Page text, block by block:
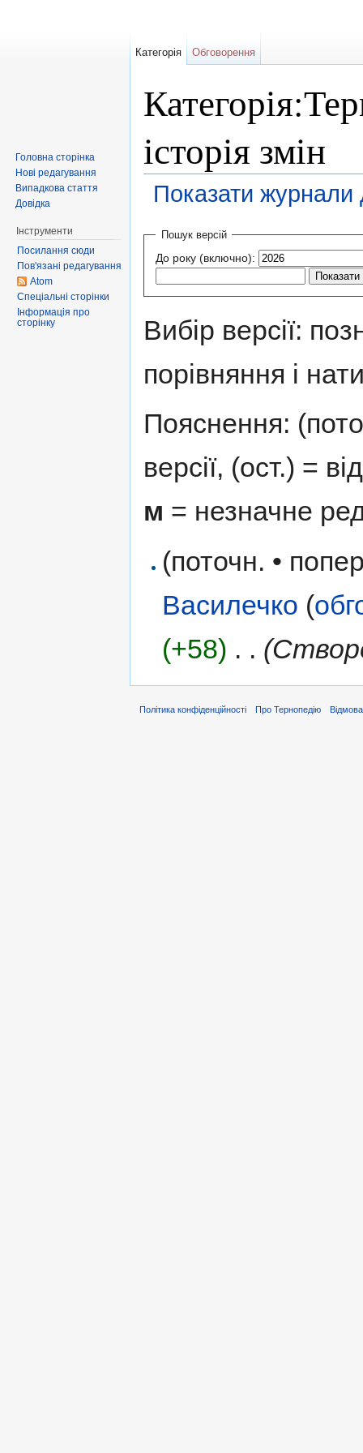
історія змін
Показати журнали
Пошук версій
До року (включно):
Вибір версії:
порівняння і
Пояснення:
версії, (ост.) =
м = незначне
(поточн. •
Василечко (
(+58) . .
Категорія Обговорення
Головна сторінка
Нові редагування
Випадкова стаття
Довідка
Інструменти
Посилання сюди
Пов'язані редагування
Atom
Спеціальні сторінки
Інформація про
сторінку
Політика конфіденційності Про Тернопедію Відмова